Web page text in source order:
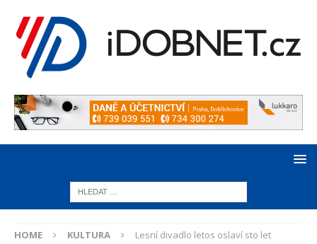
HOME KULTURA Lesní divadlo letos oslaví sto let